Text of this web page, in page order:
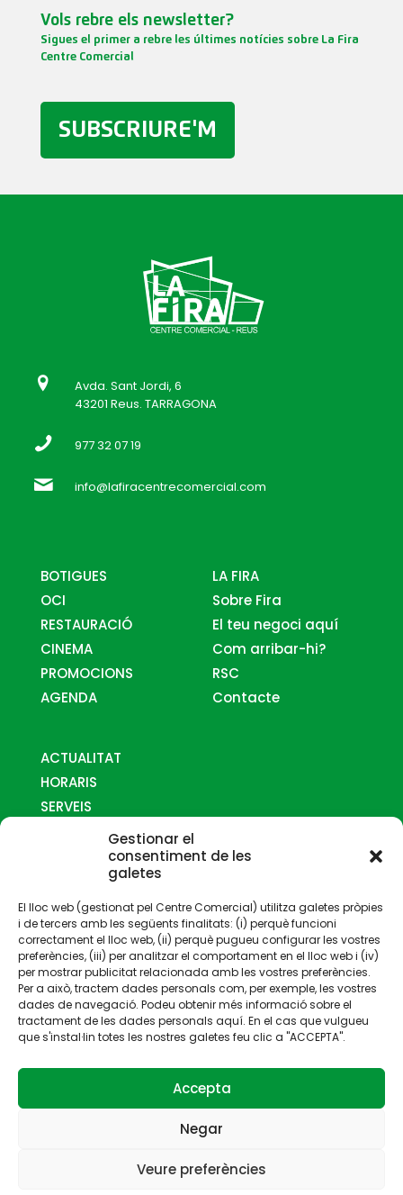
Gestionar el
consentiment de les
galetes
El lloc web (gestionat pel Centre Comercial) utilitza galetes pròpies
i de tercers amb les següents finalitats: (i) perquè funcioni
correctament el lloc web, (ii) perquè pugueu configurar les vostres
preferències, (iii) per analitzar el comportament en el lloc web i (iv)
per mostrar publicitat relacionada amb les vostres preferències.
Per a això, tractem dades personals com, per exemple, les vostres
dades de navegació. Podeu obtenir més informació sobre el
tractament de les dades personals aquí. En el cas que vulgueu
que s'instal·lin totes les nostres galetes feu clic a "ACCEPTA".
Accepta
Negar
Veure preferències
Vols rebre els newsletter?
Sigues el primer a rebre les últimes notícies sobre La Fira
Centre Comercial
SUBSCRIURE'M
Avda. Sant Jordi, 6
43201 Reus. TARRAGONA
977 32 07 19
info@lafiracentrecomercial.com
BOTIGUES
OCI
RESTAURACIÓ
CINEMA
PROMOCIONS
AGENDA
LA FIRA
Sobre Fira
El teu negoci aquí
Com arribar-hi?
RSC
Contacte
ACTUALITAT
HORARIS
SERVEIS
COM ARRIBAR-HI
CONTACTE
Gestionat per:
© 2023 La Fira Centre Comercial | Tots les drets